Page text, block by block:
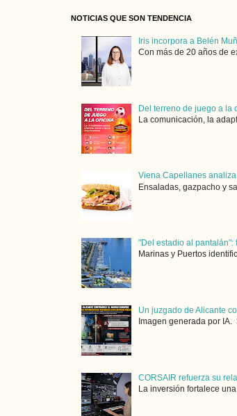
NOTICIAS QUE SON TENDENCIA
Iris incorpora a Belén
Con más de 20 años de
Del terreno de juego a la
La comunicación, la
Viena Capellanes
Ensaladas, gazpacho y
"Del estadio al pantalán":
Marinas y Puertos
Un juzgado de Alicante
Imagen generada por IA.
CORSAIR refuerza su
La inversión fortalece